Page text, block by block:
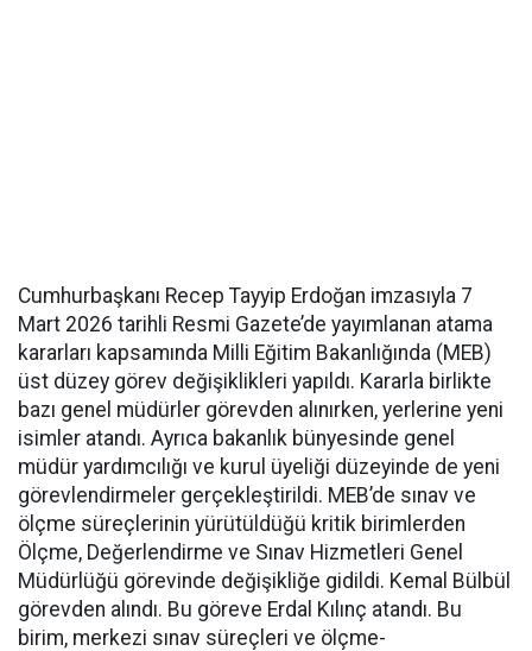
Cumhurbaşkanı Recep Tayyip Erdoğan imzasıyla 7
Mart 2026 tarihli Resmi Gazete’de yayımlanan atama
kararları kapsamında Milli Eğitim Bakanlığında (MEB)
üst düzey görev değişiklikleri yapıldı. Kararla birlikte
bazı genel müdürler görevden alınırken, yerlerine yeni
isimler atandı. Ayrıca bakanlık bünyesinde genel
müdür yardımcılığı ve kurul üyeliği düzeyinde de yeni
görevlendirmeler gerçekleştirildi. MEB’de sınav ve
ölçme süreçlerinin yürütüldüğü kritik birimlerden
Ölçme, Değerlendirme ve Sınav Hizmetleri Genel
Müdürlüğü görevinde değişikliğe gidildi. Kemal Bülbül
görevden alındı. Bu göreve Erdal Kılınç atandı. Bu
birim, merkezi sınav süreçleri ve ölçme-